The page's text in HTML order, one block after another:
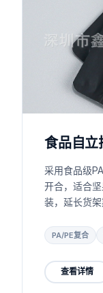
食品自立
采用食品级
开合，适合
装，延长货架
PA/PE复合
查看详情